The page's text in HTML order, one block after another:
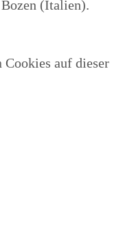
(Italien).
auf dieser